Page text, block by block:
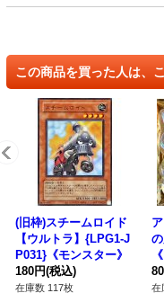
この商品を買った人は、
(旧枠)スチームロイド
【ウルトラ】{LPG1-J
P031}《モンスター》
180円(税込)
在庫数 117枚 在